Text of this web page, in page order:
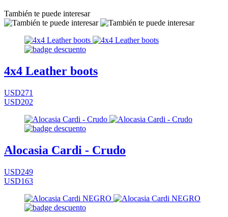
También te puede interesar
4x4 Leather boots
USD271
USD202
Alocasia Cardi - Crudo
USD249
USD163